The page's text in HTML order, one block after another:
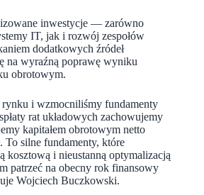
inwestycje — zarówno
IT, jak i rozwój zespołów
dodatkowych źródeł
na wyraźną poprawę wyniku
obrotowym.
i wzmocniliśmy fundamenty
rat układowych zachowujemy
kapitałem obrotowym netto
To silne fundamenty, które
kosztową i nieustanną optymalizacją
patrzeć na obecny rok finansowy
Wojciech Buczkowski.